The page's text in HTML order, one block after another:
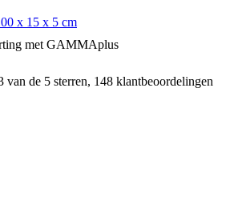
x 15 x 5 cm
met GAMMAplus
van de 5 sterren, 148 klantbeoordelingen